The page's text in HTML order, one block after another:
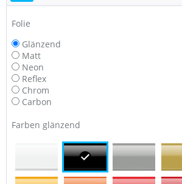
Folie
Glänzend
Matt
Neon
Reflex
Chrom
Carbon
Farben glänzend